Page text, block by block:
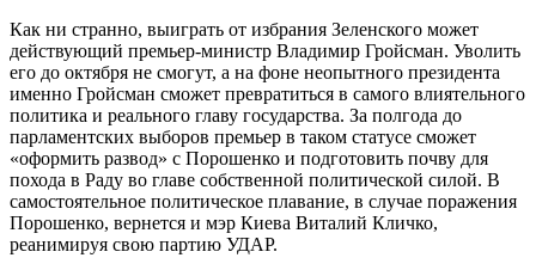
Как ни странно, выиграть от избрания Зеленского может
действующий премьер-министр Владимир Гройсман. Уволить
его до октября не смогут, а на фоне неопытного президента
именно Гройсман сможет превратиться в самого влиятельного
политика и реального главу государства. За полгода до
парламентских выборов премьер в таком статусе сможет
«оформить развод» с Порошенко и подготовить почву для
похода в Раду во главе собственной политической силой. В
самостоятельное политическое плавание, в случае поражения
Порошенко, вернется и мэр Киева Виталий Кличко,
реанимируя свою партию УДАР.